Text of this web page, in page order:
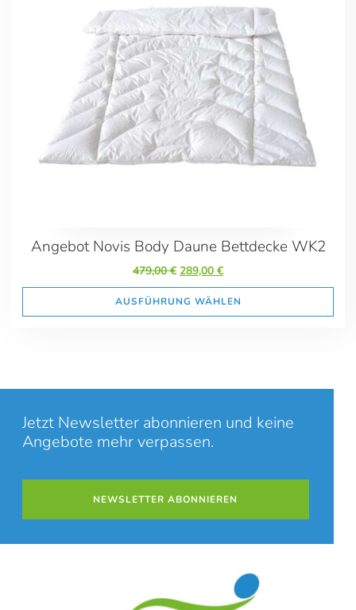
Angebot Novis Body Daune Bettdecke WK2
479,00€ Ursprünglicher
Preis
war:
479,00 €
289,00 €Aktueller
Preis
ist:
289,00 €.
AUSFÜHRUNG WÄHLEN
Online-Beratung Hannover Döhren
Sie sehen gerade einen Platzhalterinhalt von Booking-Time
auf den eigentlichen Inhalt zuzugreifen, klicken Sie auf den Button
unten. Bitte beachten Sie, dass dabei Daten an Drittanbieter
Weitere Informationen
'
Jetzt Newsletter abonnieren und keine
Angebote mehr verpassen.
NEWSLETTER ABONNIEREN